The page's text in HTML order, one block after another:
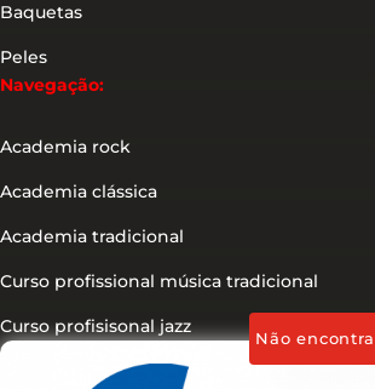
Não
Baquetas
Peles
Navegação:
Academia rock
Academia clássica
Academia tradicional
Curso profissional música tradicional
Curso profisisonal jazz